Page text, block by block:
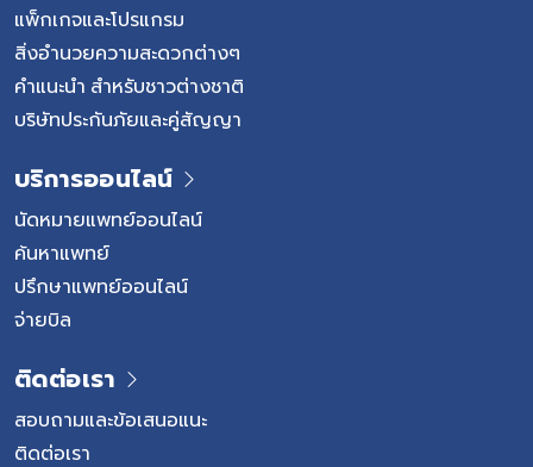
แพ็กเกจและโปรแกรม
สิ่งอำนวยความสะดวกต่างๆ
คำแนะนำ สำหรับชาวต่างชาติ
บริษัทประกันภัยและคู่สัญญา
บริการออนไลน์
นัดหมายแพทย์ออนไลน์
ค้นหาแพทย์
ปรึกษาแพทย์ออนไลน์
จ่ายบิล
ติดต่อเรา
สอบถามและข้อเสนอแนะ
ติดต่อเรา